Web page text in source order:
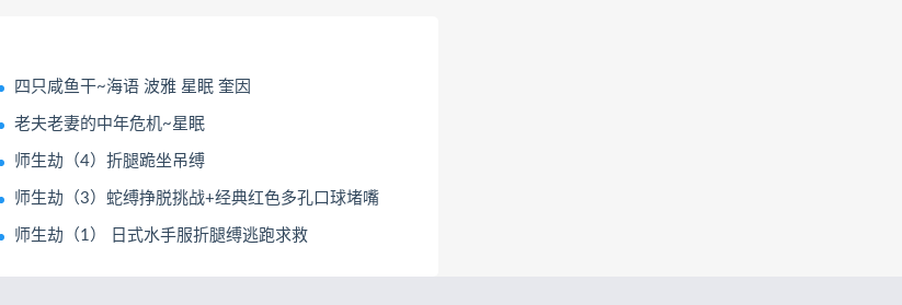
四只咸鱼干~海语 波雅 星眠 奎因
老夫老妻的中年危机~星眠
师生劫（4）折腿跪坐吊缚
师生劫（3）蛇缚挣脱挑战+经典红色多孔口球堵嘴
师生劫（1） 日式水手服折腿缚逃跑求救